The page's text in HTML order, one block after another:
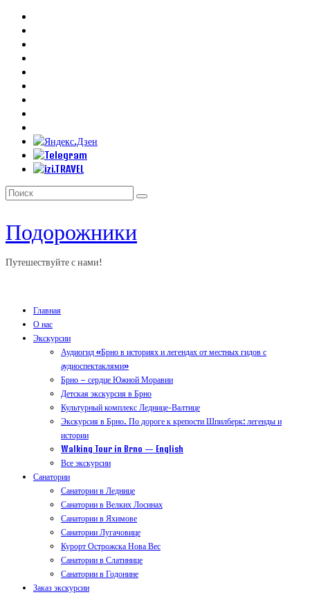
Искать:
Подорожники
Путешествуйте с нами!
Главная
О нас
Экскурсии
Аудиогид «Брно в историях и легендах от местных гидов с
аудиоспектаклями»
Брно – сердце Южной Моравии
Детская экскурсия в Брно
Культурный комплекс Леднице-Валтице
Экскурсия в Брно. По дороге к крепости Шпилберк: легенды и
истории
Walking Tour in Brno — English
Все экскурсии
Санатории
Санатории в Леднице
Санатории в Велких Лосинах
Санатории в Яхимове
Санатории Лугачовице
Курорт Острожска Нова Вес
Санатории в Слатинице
Санатории в Годонине
Заказ экскурсии